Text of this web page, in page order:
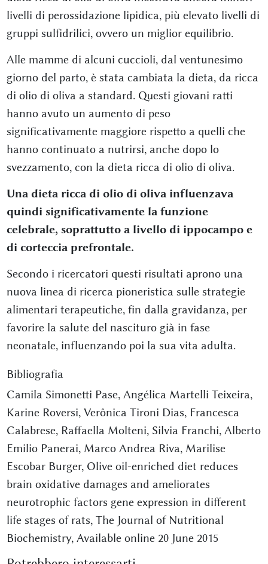
livelli di perossidazione lipidica, più elevato livelli di
gruppi sulfidrilici, ovvero un miglior equilibrio.
Alle mamme di alcuni cuccioli, dal ventunesimo
giorno del parto, è stata cambiata la dieta, da ricca
di olio di oliva a standard. Questi giovani ratti
hanno avuto un aumento di peso
significativamente maggiore rispetto a quelli che
hanno continuato a nutrirsi, anche dopo lo
svezzamento, con la dieta ricca di olio di oliva.
Una dieta ricca di olio di oliva influenzava
quindi significativamente la funzione
celebrale, soprattutto a livello di ippocampo e
di corteccia prefrontale.
Secondo i ricercatori questi risultati aprono una
nuova linea di ricerca pioneristica sulle strategie
alimentari terapeutiche, fin dalla gravidanza, per
favorire la salute del nascituro già in fase
neonatale, influenzando poi la sua vita adulta.
Bibliografia
Camila Simonetti Pase, Angélica Martelli Teixeira,
Karine Roversi, Verônica Tironi Dias, Francesca
Calabrese, Raffaella Molteni, Silvia Franchi, Alberto
Emilio Panerai, Marco Andrea Riva, Marilise
Escobar Burger, Olive oil-enriched diet reduces
brain oxidative damages and ameliorates
neurotrophic factors gene expression in different
life stages of rats, The Journal of Nutritional
Biochemistry, Available online 20 June 2015